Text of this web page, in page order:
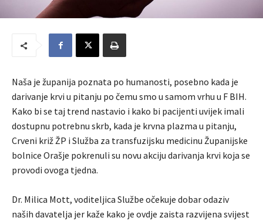
Naša je županija poznata po humanosti, posebno kada je
darivanje krvi u pitanju po čemu smo u samom vrhu u F BIH.
Kako bi se taj trend nastavio i kako bi pacijenti uvijek imali
dostupnu potrebnu skrb, kada je krvna plazma u pitanju,
Crveni križ ŽP i Služba za transfuzijsku medicinu Županijske
bolnice Orašje pokrenuli su novu akciju darivanja krvi koja se
provodi ovoga tjedna.
Dr. Milica Mott, voditeljica Službe očekuje dobar odaziv
naših davatelja jer kaže kako je ovdje zaista razvijena svijest